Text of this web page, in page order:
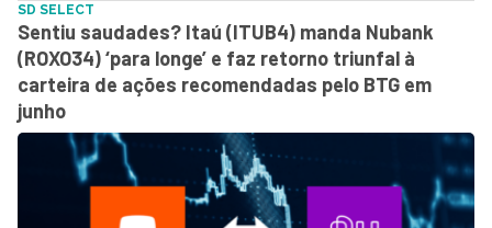
SD SELECT
Sentiu saudades? Itaú (ITUB4) manda Nubank
(ROXO34) ‘para longe’ e faz retorno triunfal à
carteira de ações recomendadas pelo BTG em
junho